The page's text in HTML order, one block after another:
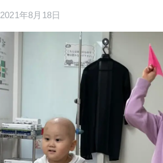
2021年8月18日